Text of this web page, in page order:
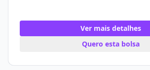
Ver mais detalhes
Quero esta bolsa